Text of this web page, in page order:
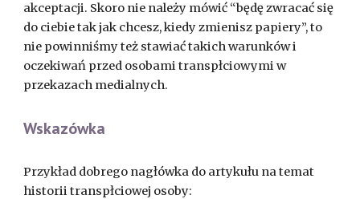
akceptacji. Skoro nie należy mówić “będę zwracać się
do ciebie tak jak chcesz, kiedy zmienisz papiery”, to
nie powinniśmy też stawiać takich warunków i
oczekiwań przed osobami transpłciowymi w
przekazach medialnych.
Wskazówka
Przykład dobrego nagłówka do artykułu na temat
historii transpłciowej osoby: